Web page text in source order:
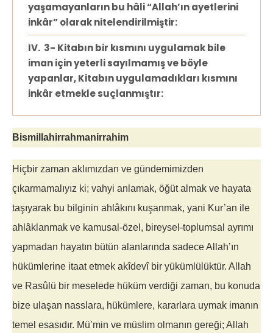
yaşamayanların bu hâli “Allah’ın ayetlerini
inkâr” olarak nitelendirilmiştir:
3- Kitabın bir kısmını uygulamak bile
iman için yeterli sayılmamış ve böyle
yapanlar, Kitabın uygulamadıkları kısmını
inkâr etmekle suçlanmıştır:
Bismillahirrahmanirrahim
Hiçbir zaman aklımızdan ve gündemimizden
çıkarmamalıyız ki; vahyi anlamak, öğüt almak ve hayata
taşıyarak bu bilginin ahlâkını kuşanmak, yani Kur’an ile
ahlâklanmak ve kamusal-özel, bireysel-toplumsal ayrımı
yapmadan hayatın bütün alanlarında sadece Allah’ın
hükümlerine itaat etmek akîdevî bir yükümlülüktür. Allah
ve Rasûlü bir meselede hüküm verdiği zaman, bu konuda
bize ulaşan nasslara, hükümlere, kararlara uymak imanın
temel esasıdır. Mü’min ve müslim olmanın gereği; Allah